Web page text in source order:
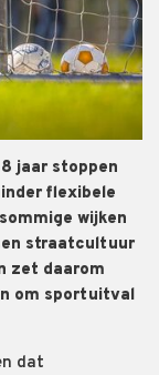
jaar stoppen
flexibele
wijken
straatcultuur
zet daarom
om sportuitval
dat